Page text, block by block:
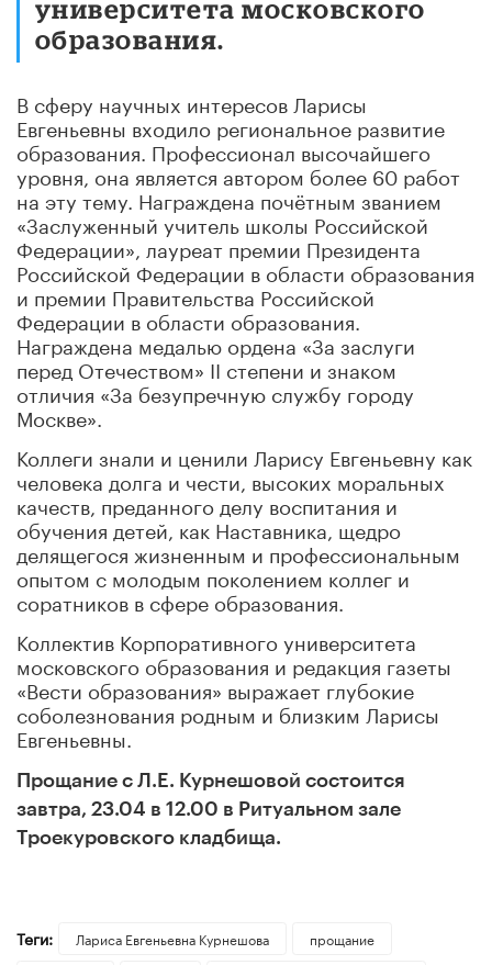
университета московского
образования.
В сферу научных интересов Ларисы
Евгеньевны входило региональное развитие
образования. Профессионал высочайшего
уровня, она является автором более 60 работ
на эту тему. Награждена почётным званием
«Заслуженный учитель школы Российской
Федерации», лауреат премии Президента
Российской Федерации в области образования
и премии Правительства Российской
Федерации в области образования.
Награждена медалью ордена «За заслуги
перед Отечеством» II степени и знаком
отличия «За безупречную службу городу
Москве».
Коллеги знали и ценили Ларису Евгеньевну как
человека долга и чести, высоких моральных
качеств, преданного делу воспитания и
обучения детей, как Наставника, щедро
делящегося жизненным и профессиональным
опытом с молодым поколением коллег и
соратников в сфере образования.
Коллектив Корпоративного университета
московского образования и редакция газеты
«Вести образования» выражает глубокие
соболезнования родным и близким Ларисы
Евгеньевны.
Прощание с Л.Е. Курнешовой состоится
завтра, 23.04 в 12.00 в Ритуальном зале
Троекуровского кладбища.
Теги: Лариса Евгеньевна Курнешова
прощание